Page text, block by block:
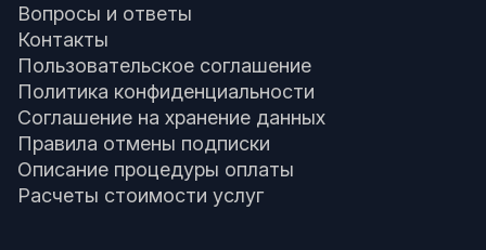
Вопросы и ответы
Контакты
Пользовательское соглашение
Политика конфиденциальности
Соглашение на хранение данных
Правила отмены подписки
Описание процедуры оплаты
Расчеты стоимости услуг